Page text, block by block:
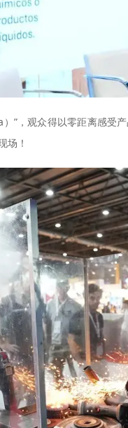
”，观众得以零距离感
场！